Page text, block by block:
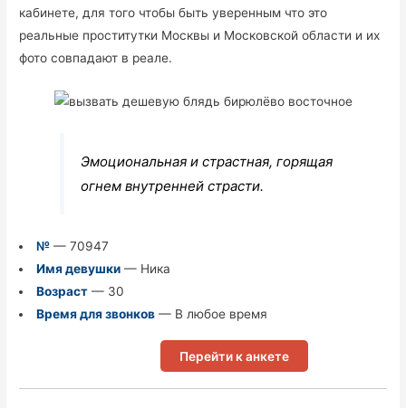
кабинете, для того чтобы быть уверенным что это
реальные проститутки Москвы и Московской области и их
фото совпадают в реале.
Эмоциональная и страстная, горящая
огнем внутренней страсти.
№— 70947
Имя девушки— Ника
Возраст— 30
Время для звонков— В любое время
Перейти к анкете